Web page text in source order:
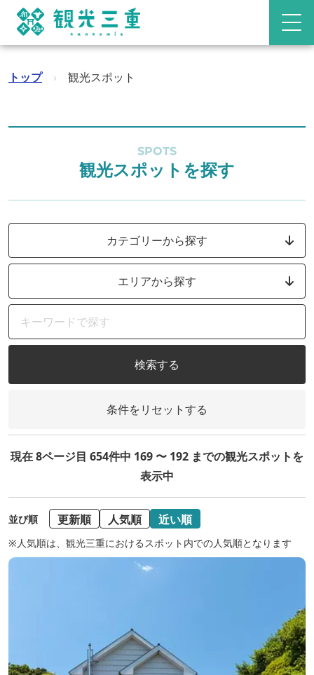
トップ › 観光スポット
SPOTS
観光スポットを探す
カテゴリーから探す
エリアから探す
検索する
条件をリセットする
現在 8ページ目 654件中 169 〜 192 までの観光スポットを
表示中
並び順 更新順 人気順 近い順
※人気順は、観光三重におけるスポット内での人気順となります